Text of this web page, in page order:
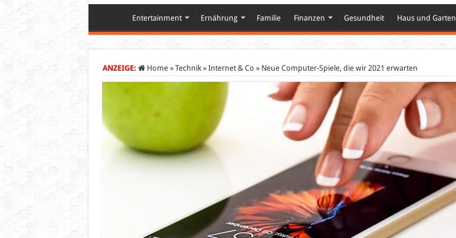
Entertainment Ernährung Familie Finanzen Gesundheit Haus und Garten
ANZEIGE: Home » Technik » Internet & Co » Neue Computer-Spiele, die wir 2021 erwarten